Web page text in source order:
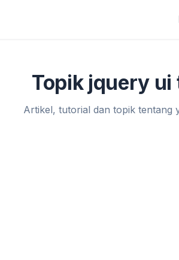
Topik jquery ui
Artikel, tutorial dan topik tentang